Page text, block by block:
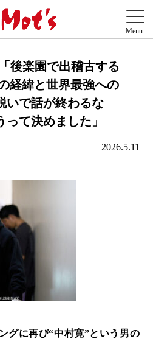
後楽園で出稽古する
経緯と世界最強への
いで話が終わるな
て決めました」
2026.5.11
グに再び“中村寛”という男の